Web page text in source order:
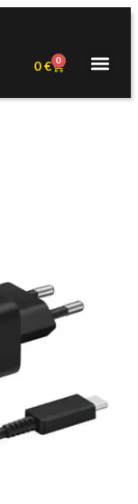
0€ 0